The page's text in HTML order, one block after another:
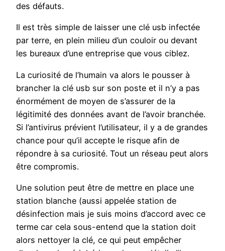
des défauts.
Il est très simple de laisser une clé usb infectée
par terre, en plein milieu d’un couloir ou devant
les bureaux d’une entreprise que vous ciblez.
La curiosité de l’humain va alors le pousser à
brancher la clé usb sur son poste et il n’y a pas
énormément de moyen de s’assurer de la
légitimité des données avant de l’avoir branchée.
Si l’antivirus prévient l’utilisateur, il y a de grandes
chance pour qu’il accepte le risque afin de
répondre à sa curiosité. Tout un réseau peut alors
être compromis.
Une solution peut être de mettre en place une
station blanche (aussi appelée station de
désinfection mais je suis moins d’accord avec ce
terme car cela sous-entend que la station doit
alors nettoyer la clé, ce qui peut empêcher